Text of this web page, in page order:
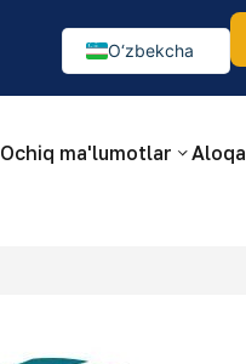
Изображения: 👁
O‘zbekcha
Русский
Ochiq ma'lumotlar Aloqa